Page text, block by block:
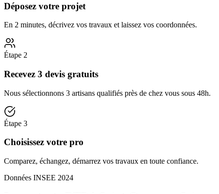
Déposez votre projet
En 2 minutes, décrivez vos travaux et laissez vos coordonnées.
Étape 2
Recevez 3 devis gratuits
Nous sélectionnons 3 artisans qualifiés près de chez vous sous 48h.
Étape 3
Choisissez votre pro
Comparez, échangez, démarrez vos travaux en toute confiance.
Données INSEE 2024